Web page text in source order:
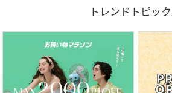
トレンドトピッ